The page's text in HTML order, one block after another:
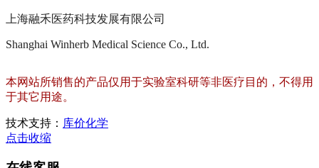
上海融禾医药科技发展有限公司
Shanghai Winherb Medical Science Co., Ltd.
本网站所销售的产品仅用于实验室科研等非医疗目的，不得用
于其它用途。
技术支持： 库价化学
点击收缩